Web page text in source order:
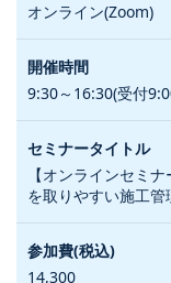
オンライン(Zoom)
9:30～16:30(受付
【オンラインセミ
を取りやすい施工管
14,300